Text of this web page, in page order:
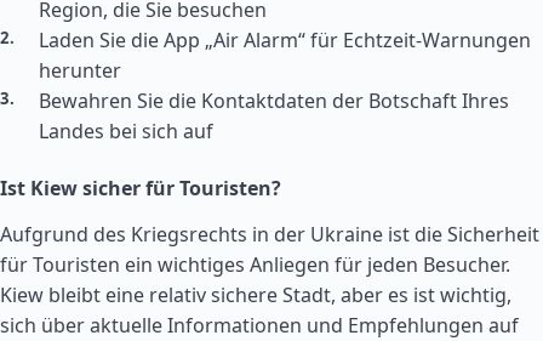
Region, die Sie besuchen
Laden Sie die App „Air Alarm“ für Echtzeit-Warnungen
herunter
Bewahren Sie die Kontaktdaten der Botschaft Ihres
Landes bei sich auf
Ist Kiew sicher für Touristen?
Aufgrund des Kriegsrechts in der Ukraine ist die Sicherheit
für Touristen ein wichtiges Anliegen für jeden Besucher.
Kiew bleibt eine relativ sichere Stadt, aber es ist wichtig,
sich über aktuelle Informationen und Empfehlungen auf